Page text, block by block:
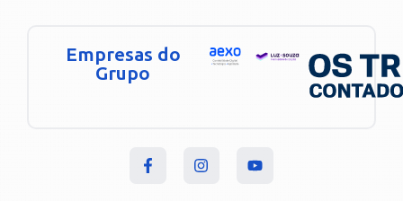
Empresas do
Grupo